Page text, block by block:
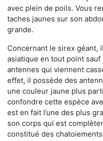
avec plein de poils. Vous
taches jaunes sur son
grande.
Concernant le sirex géant,
asiatique en tout point
antennes qui viennent
effet, il possède des
une couleur jaune plus
confondre cette espèce
est en fait l’une des plus
son corps qui est
constitué des